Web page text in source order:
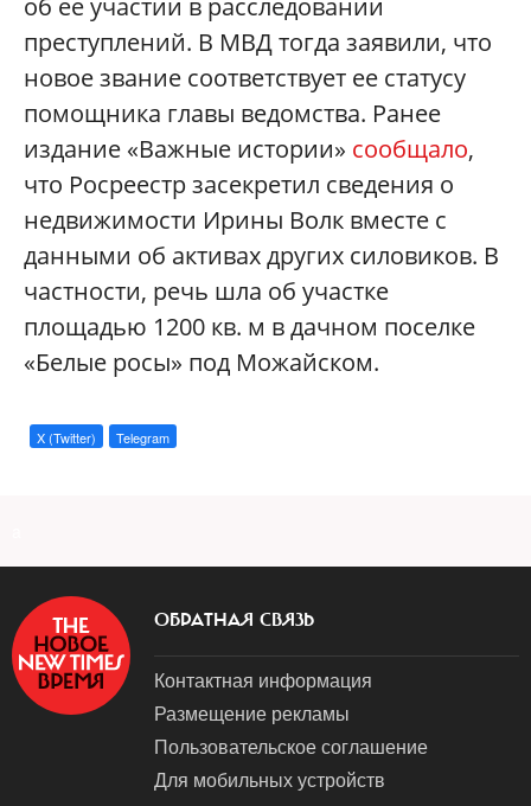
об ее участии в расследовании
преступлений. В МВД тогда заявили, что
новое звание соответствует ее статусу
помощника главы ведомства. Ранее
издание «Важные истории» сообщало,
что Росреестр засекретил сведения о
недвижимости Ирины Волк вместе с
данными об активах других силовиков. В
частности, речь шла об участке
площадью 1200 кв. м в дачном поселке
«Белые росы» под Можайском.
X (Twitter) Telegram
ОБРАТНАЯ СВЯЗЬ
Контактная информация
Размещение рекламы
Пользовательское соглашение
Для мобильных устройств